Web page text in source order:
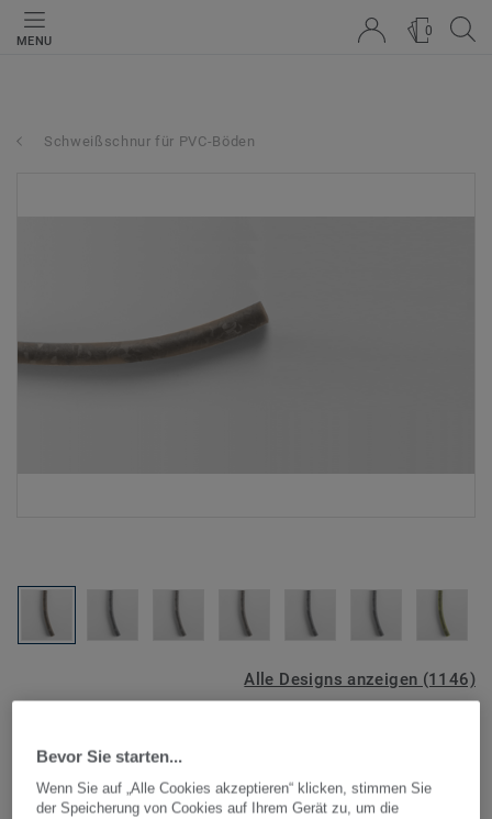
MENU
0
Schweißschnur für PVC-Böden
Alle Designs anzeigen (1146)
Schweißschnur für PVC-Böden
- Multicolour GREY WHITE
Bevor Sie starten...
Wenn Sie auf „Alle Cookies akzeptieren“ klicken, stimmen Sie
der Speicherung von Cookies auf Ihrem Gerät zu, um die